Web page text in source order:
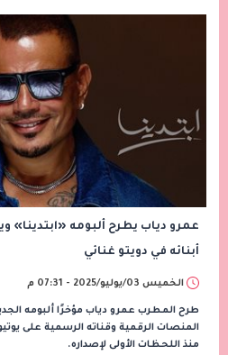
عمرو دياب يطرح ألبومه «ابتدينا»
أبنائه في دويتو غنائي
الخميس 03/يوليو/2025 - 07:31 م
طرح المطرب عمرو دياب مؤخرًا ألبومه
المنصات الرقمية وقناته الرسمية على
منذ اللحظات الأولى لإصداره.